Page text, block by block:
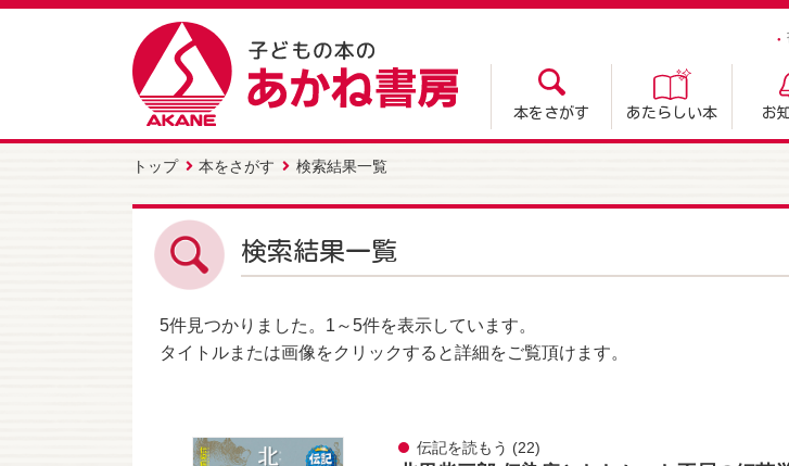
本をさがす あたらしい本 お
トップ 本をさがす 検索結果一覧
検索結果一覧
5件見つかりました。 1～5件を表示しています。
タイトルまたは画像をクリックすると詳細をご覧頂けます。
伝記を読もう (22)